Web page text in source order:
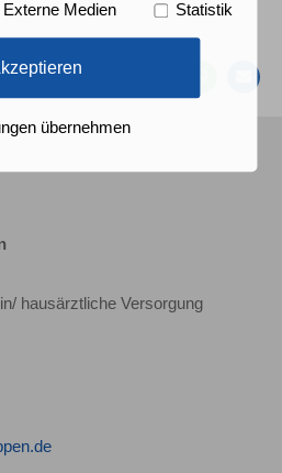
Auf
Facebook
Auf
Twitter
Auf
teilen
hausärztliche Versorgung
Externe Medien Statistik
übernehmen